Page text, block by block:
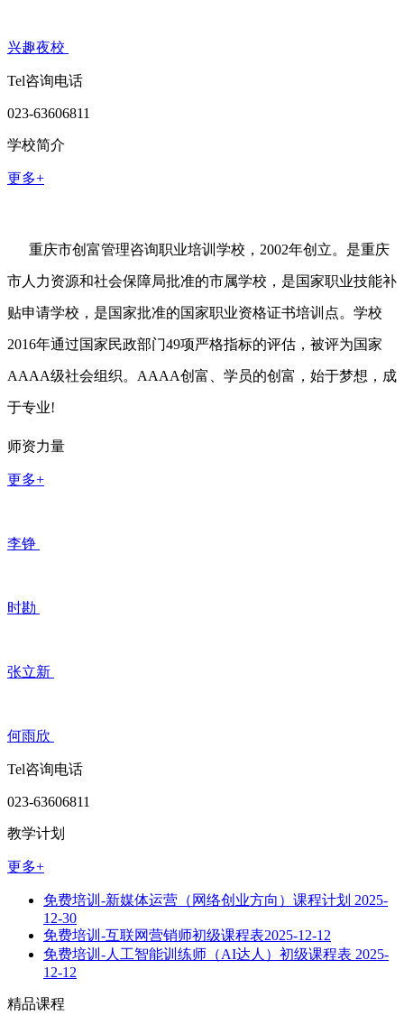
兴趣夜校
Tel咨询电话
023-63606811
学校简介
更多+
重庆市创富管理咨询职业培训学校，2002年创立。是重庆
市人力资源和社会保障局批准的市属学校，是国家职业技能补
贴申请学校，是国家批准的国家职业资格证书培训点。学校
2016年通过国家民政部门49项严格指标的评估，被评为国家
AAAA级社会组织。AAAA创富、学员的创富，始于梦想，成
于专业!
师资力量
更多+
李铮
时勘
张立新
何雨欣
Tel咨询电话
023-63606811
教学计划
更多+
免费培训-新媒体运营（网络创业方向）课程计划 2025-
12-30
免费培训-互联网营销师初级课程表​2025-12-12
免费培训-人工智能训练师（AI达人）初级课程表 2025-
12-12
精品课程